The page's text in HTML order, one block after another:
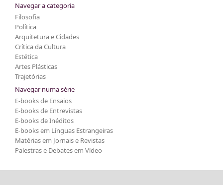
Navegar a categoria
Filosofia
Política
Arquitetura e Cidades
Crítica da Cultura
Estética
Artes Plásticas
Trajetórias
Navegar numa série
E-books de Ensaios
E-books de Entrevistas
E-books de Inéditos
E-books em Línguas Estrangeiras
Matérias em Jornais e Revistas
Palestras e Debates em Vídeo